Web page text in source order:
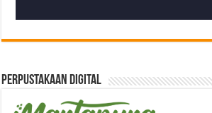
Perpustakaan Digital